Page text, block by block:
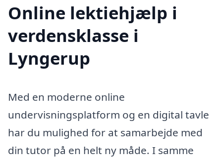
Online lektiehjælp i
verdensklasse i
Lyngerup
Med en moderne online
undervisningsplatform og en digital tavle
har du mulighed for at samarbejde med
din tutor på en helt ny måde. I samme